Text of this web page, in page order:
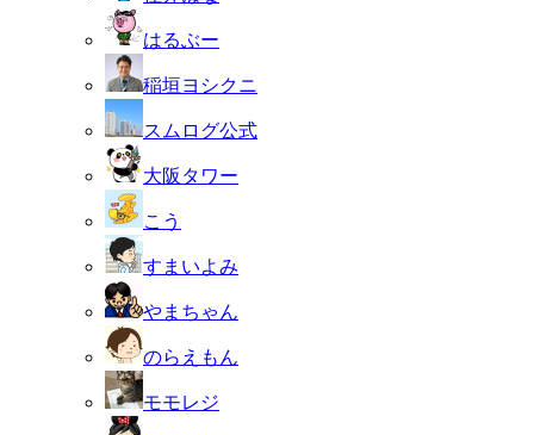
はるぶー
稲垣ヨシクニ
スムログ公式
大阪タワー
こう
すまいよみ
やまちゃん
のらえもん
モモレジ